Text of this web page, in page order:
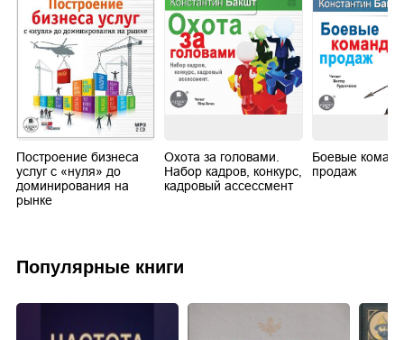
Построение бизнеса
услуг с «нуля» до
доминирования на
рынке
Охота за головами.
Набор кадров, конкурс,
кадровый ассессмент
Боевые
продаж
Популярные книги